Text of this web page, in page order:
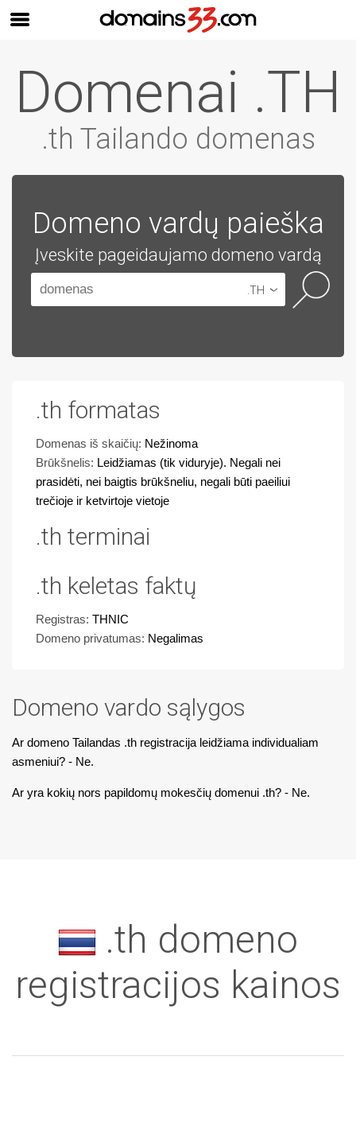
Domenai .TH
.th Tailando domenas
Domeno vardų paieška
Įveskite pageidaujamo domeno vardą
.TH
.th formatas
Domenas iš skaičių: Nežinoma
Brūkšnelis: Leidžiamas (tik viduryje). Negali nei
prasidėti, nei baigtis brūkšneliu, negali būti paeiliui
trečioje ir ketvirtoje vietoje
.th terminai
.th keletas faktų
Registras: THNIC
Domeno privatumas: Negalimas
Domeno vardo sąlygos
Ar domeno Tailandas .th registracija leidžiama individualiam
asmeniui? - Ne.
Ar yra kokių nors papildomų mokesčių domenui .th? - Ne.
.th domeno
registracijos kainos